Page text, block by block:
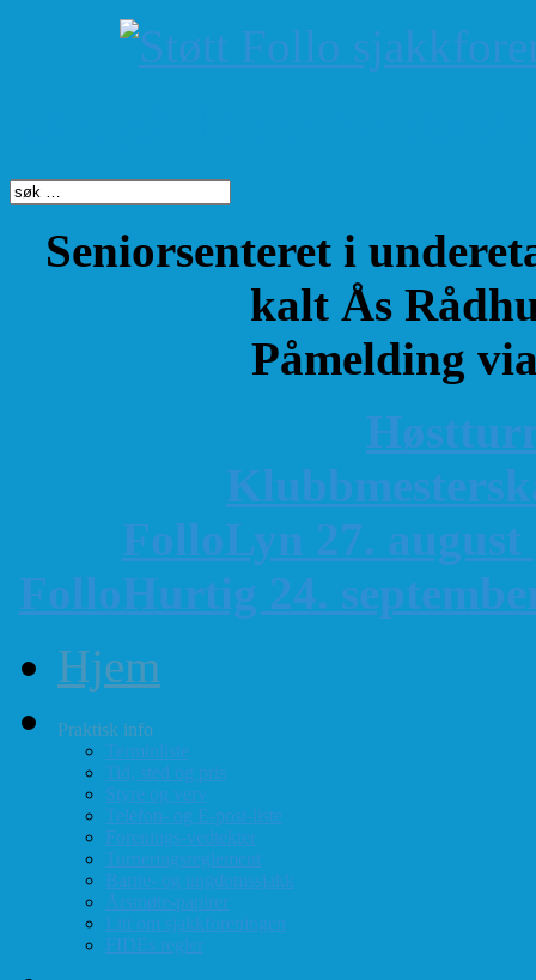
Seniorsenteret i
kalt Ås
Påmelding
K
FolloLyn 27. august
FolloHurtig 24.
Hjem
Praktisk info
Terminliste
Tid, sted og pris
Styre og verv
Telefon- og E-post-liste
Forenings-vedtekter
Turneringsreglement
Barne- og ungdomssjakk
Årsmøte-papirer
Litt om sjakkforeningen
FIDEs regler